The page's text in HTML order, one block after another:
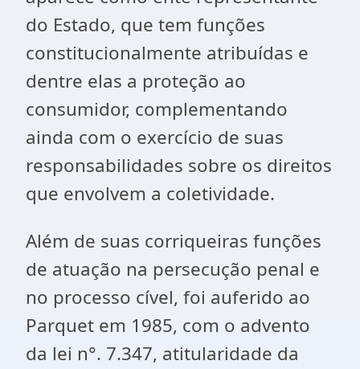
do Estado, que tem funções
constitucionalmente atribuídas e
dentre elas a proteção ao
consumidor, complementando
ainda com o exercício de suas
responsabilidades sobre os direitos
que envolvem a coletividade.
Além de suas corriqueiras funções
de atuação na persecução penal e
no processo cível, foi auferido ao
Parquet em 1985, com o advento
da lei n°. 7.347, atitularidade da